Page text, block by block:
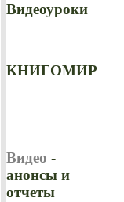
Видеоуроки
КНИГОМИР
Видео -
анонсы и
отчеты